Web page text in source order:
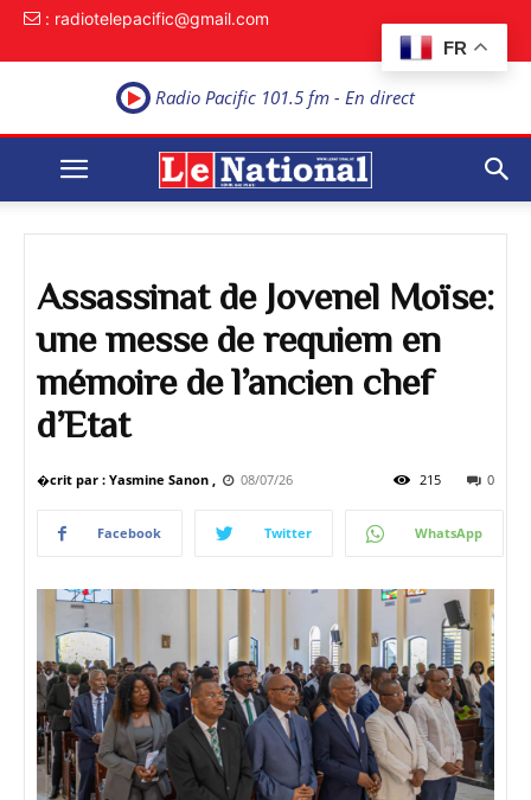
FR
: radiotelepacific@gmail.com
Radio Pacific 101.5 fm - En direct
Assassinat de Jovenel Moïse:
une messe de requiem en
mémoire de l’ancien chef
d’Etat
�crit par : Yasmine Sanon , 08/07/26 0
215
Facebook Twitter WhatsApp